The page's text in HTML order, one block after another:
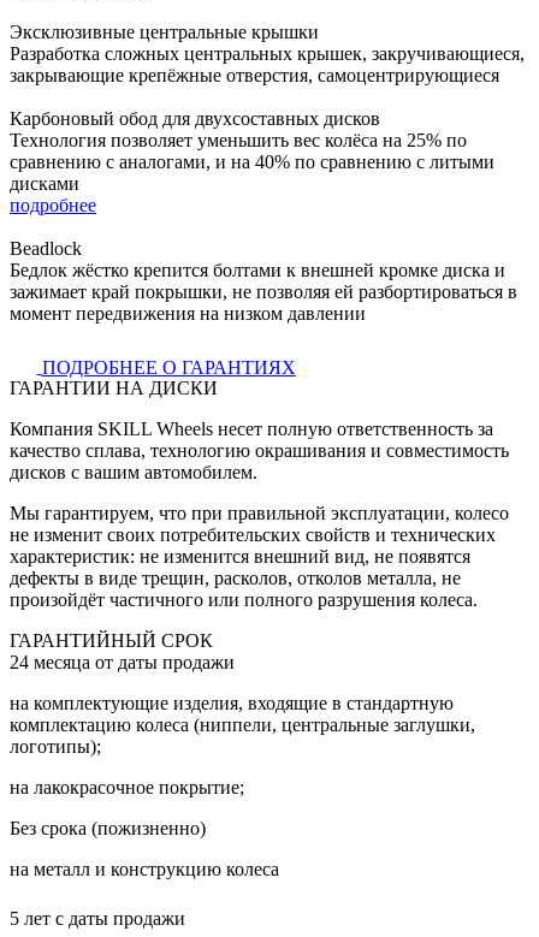
Эксклюзивные центральные крышки
Разработка сложных центральных крышек, закручивающиеся,
закрывающие крепёжные отверстия, самоцентрирующиеся
Карбоновый обод для двухсоставных дисков
Технология позволяет уменьшить вес колёса на 25% по
сравнению с аналогами, и на 40% по сравнению с литыми
дисками
подробнее
Beadlock
Бедлок жёстко крепится болтами к внешней кромке диска и
зажимает край покрышки, не позволяя ей разбортироваться в
момент передвижения на низком давлении
ПОДРОБНЕЕ О ГАРАНТИЯХ
ГАРАНТИИ НА ДИСКИ
Компания SKILL Wheels несет полную ответственность за
качество сплава, технологию окрашивания и совместимость
дисков с вашим автомобилем.
Мы гарантируем, что при правильной эксплуатации, колесо
не изменит своих потребительских свойств и технических
характеристик: не изменится внешний вид, не появятся
дефекты в виде трещин, расколов, отколов металла, не
произойдёт частичного или полного разрушения колеса.
ГАРАНТИЙНЫЙ СРОК
24 месяца от даты продажи
на комплектующие изделия, входящие в стандартную
комплектацию колеса (ниппели, центральные заглушки,
логотипы);
на лакокрасочное покрытие;
Без срока (пожизненно)
на металл и конструкцию колеса
5 лет с даты продажи